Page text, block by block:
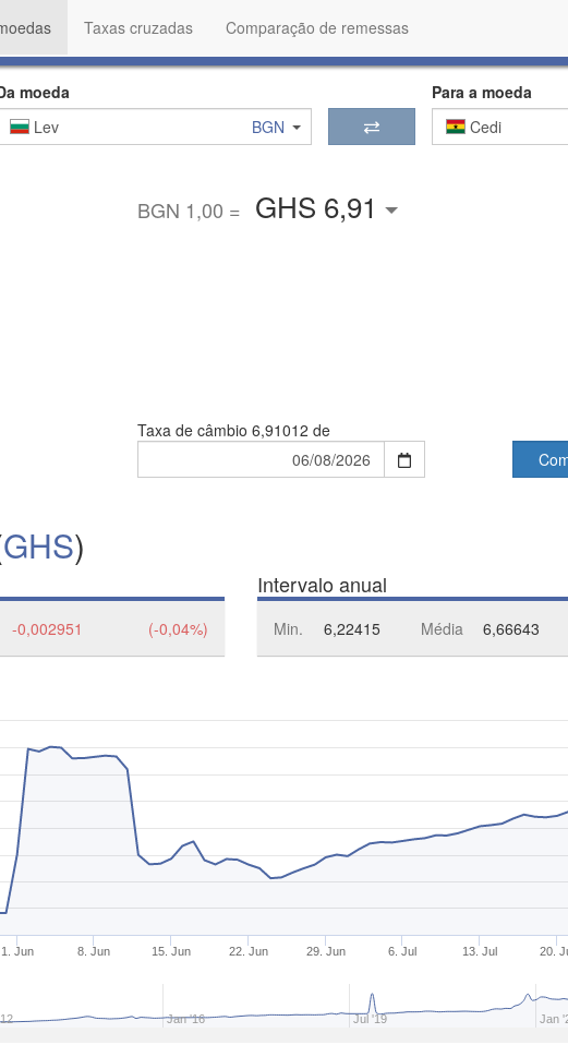
Taxas cruzadas Comparação de remessas
moeda
Lev
BGN
Para a moeda
Cedi
BGN 1,00 = GHS 6,91
Taxa de câmbio 6,91012 de
GHS)
-0,002951 (-0,04%)
Intervalo anual
Min. 6,22415 Média 6,66643
1. Jun 8. Jun 15. Jun 22. Jun 29. Jun 6. Jul 13. Jul 20.
Jan '16 Jul '19 Jan